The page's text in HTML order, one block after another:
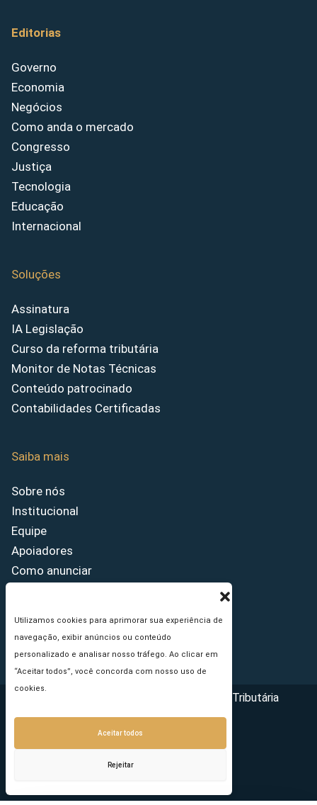
Utilizamos cookies para aprimorar sua experiência de
navegação, exibir anúncios ou conteúdo
personalizado e analisar nosso tráfego. Ao clicar em
“Aceitar todos”, você concorda com nosso uso de
cookies.
Aceitar todos
Rejeitar
Editorias
Governo
Economia
Negócios
Como anda o mercado
Congresso
Justiça
Tecnologia
Educação
Internacional
Soluções
Assinatura
IA Legislação
Curso da reforma tributária
Monitor de Notas Técnicas
Conteúdo patrocinado
Contabilidades Certificadas
Saiba mais
Sobre nós
Institucional
Equipe
Apoiadores
Como anunciar
Princípios Editoriais
Copyright © 2026 - Portal da Reforma Tributária